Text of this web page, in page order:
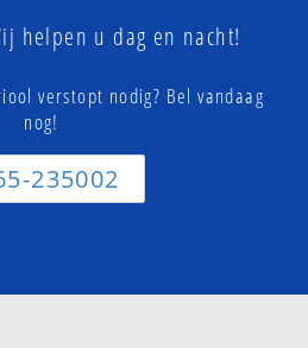
helpen u dag en nacht!
verstopt nodig? Bel vandaag
nog!
235002